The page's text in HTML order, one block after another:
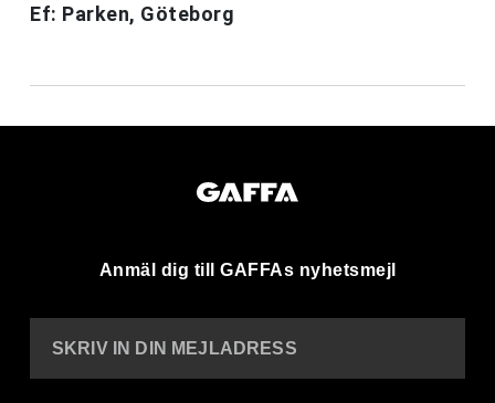
Ef: Parken, Göteborg
Anmäl dig till GAFFAs nyhetsmejl
SKRIV IN DIN MEJLADRESS